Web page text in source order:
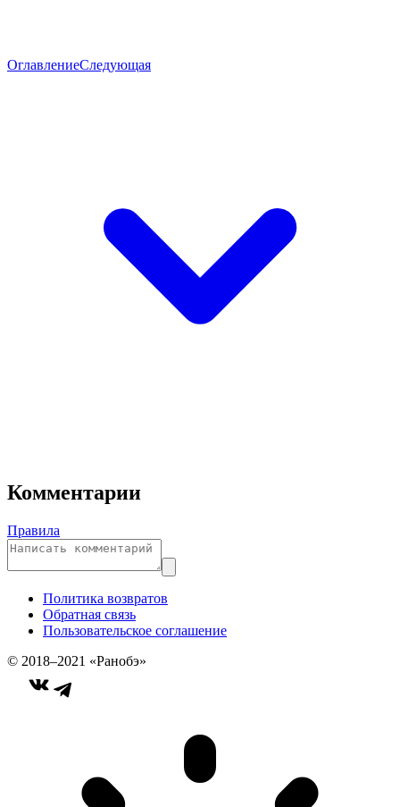
ОглавлениеСледующая
Комментарии
Правила
Политика возвратов
Обратная связь
Пользовательское соглашение
© 2018–2021 «Ранобэ»